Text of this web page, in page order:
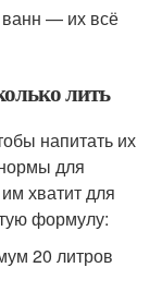
ванн — их всё
лить
напитать их
для
хватит для
формулу:
20 литров